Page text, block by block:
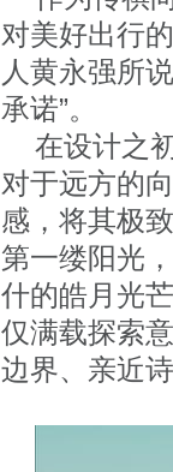
对美好出行
人黄永强所
承诺”。
在设计之
对于远方的
感，将其极
第一缕阳光
什的皓月光
仅满载探索
边界、亲近